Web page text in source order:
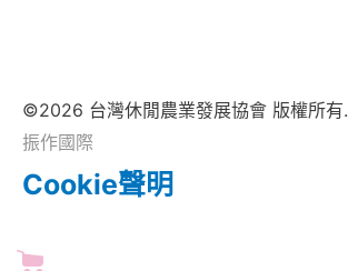
©2026 台灣休閒農業發展協會 版權所有.
振作國際
Cookie聲明